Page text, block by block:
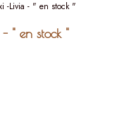
-Livia - " en stock "
- " en stock "